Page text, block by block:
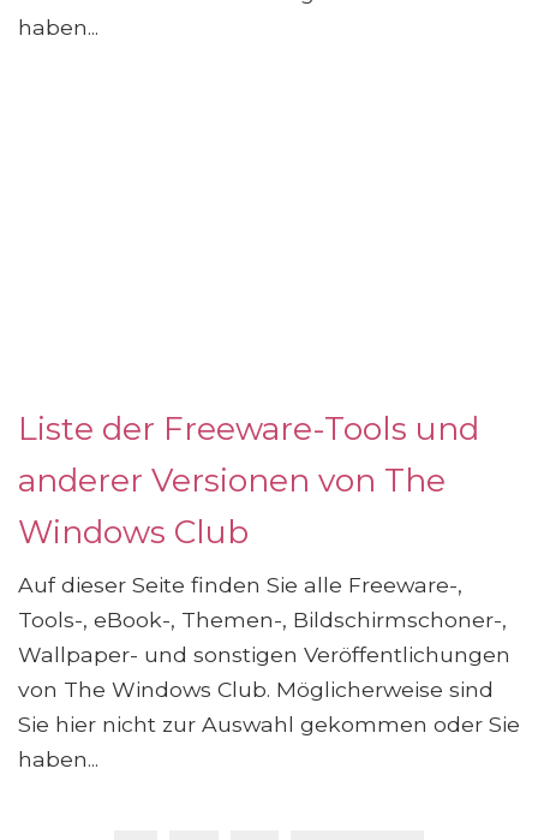
haben...
Liste der Freeware-Tools und
anderer Versionen von The
Windows Club
Auf dieser Seite finden Sie alle Freeware-,
Tools-, eBook-, Themen-, Bildschirmschoner-,
Wallpaper- und sonstigen Veröffentlichungen
von The Windows Club. Möglicherweise sind
Sie hier nicht zur Auswahl gekommen oder Sie
haben...